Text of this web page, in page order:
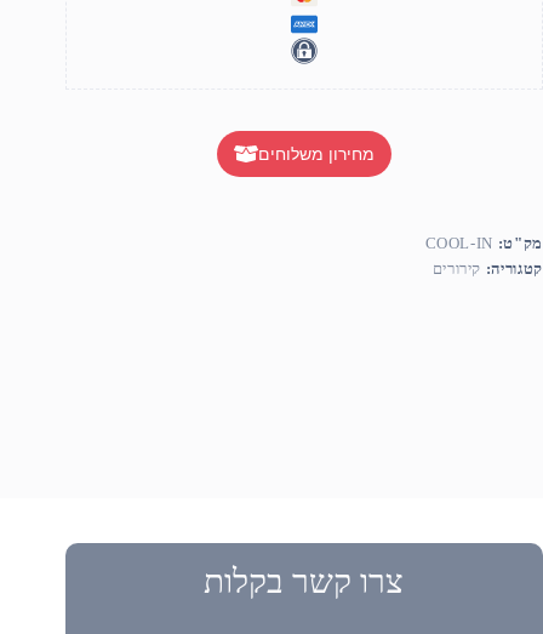
מחירון משלוחים
מק"ט: COOL-IN
קטגוריה: קירורים
צרו קשר בקלות